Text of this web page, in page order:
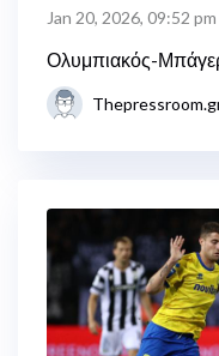
Jan 20, 2026, 09:52 pm
Ολυμπιακός-